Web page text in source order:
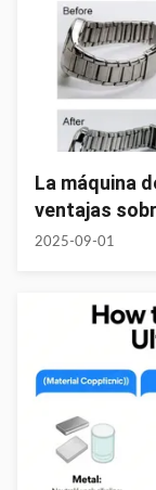
La máquina
ventajas
aplicaciones
2025-09-01